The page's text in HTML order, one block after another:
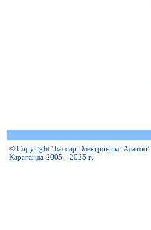
© Copyright "Бассар Электроникс Алатоо"
Караганда 2005 - 2025 г.